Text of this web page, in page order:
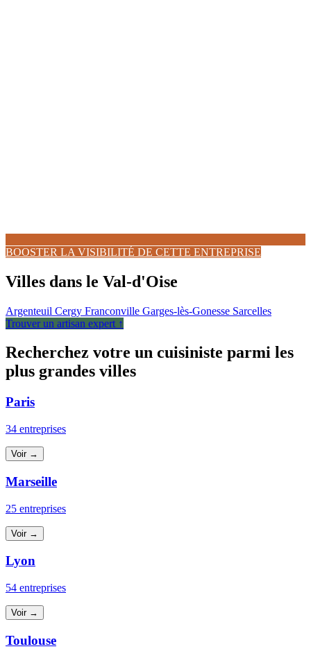
BOOSTER LA VISIBILITÉ DE CETTE ENTREPRISE
Villes dans le Val-d'Oise
Argenteuil Cergy Franconville Garges-lès-Gonesse Sarcelles
Trouver un artisan expert ↑
Recherchez votre un cuisiniste parmi les
plus grandes villes
Paris
34 entreprises
Voir →
Marseille
25 entreprises
Voir →
Lyon
54 entreprises
Voir →
Toulouse